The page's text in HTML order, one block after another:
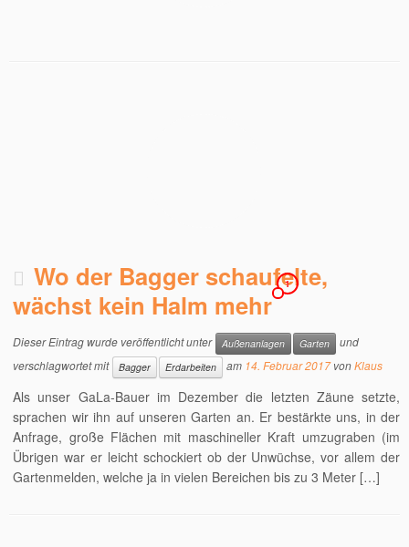
Wo der Bagger schaufelte,
wächst kein Halm mehr
1
Dieser Eintrag wurde veröffentlicht unter Außenanlagen Garten
und
verschlagwortet mit
Bagger Erdarbeiten am 14. Februar 2017 vonKlaus
Als unser GaLa-Bauer im Dezember die letzten Zäune setzte,
sprachen wir ihn auf unseren Garten an. Er bestärkte uns, in der
Anfrage, große Flächen mit maschineller Kraft umzugraben (im
Übrigen war er leicht schockiert ob der Unwüchse, vor allem der
Gartenmelden, welche ja in vielen Bereichen bis zu 3 Meter […]